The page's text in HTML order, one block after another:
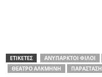
ΕΤΙΚΕΤΕΣ ΑΝΎΠΑΡΚΤΟΙ ΦΊΛΟΙ
ΘΈΑΤΡΟ ΑΛΚΜΉΝΗ
ΠΑΡΆΣΤΑΣΗ